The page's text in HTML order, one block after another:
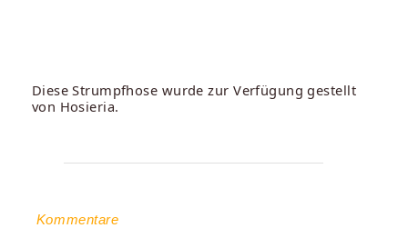
Diese Strumpfhose wurde zur Verfügung gestellt
von Hosieria.
Kommentare